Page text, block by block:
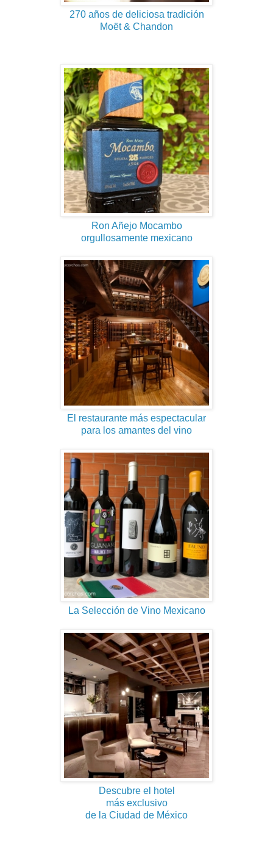
270 años de deliciosa tradición
Moët & Chandon
Ron Añejo Mocambo
orgullosamente mexicano
El restaurante más espectacular
para los amantes del vino
La Selección de Vino Mexicano
Descubre el hotel
más exclusivo
de la Ciudad de México